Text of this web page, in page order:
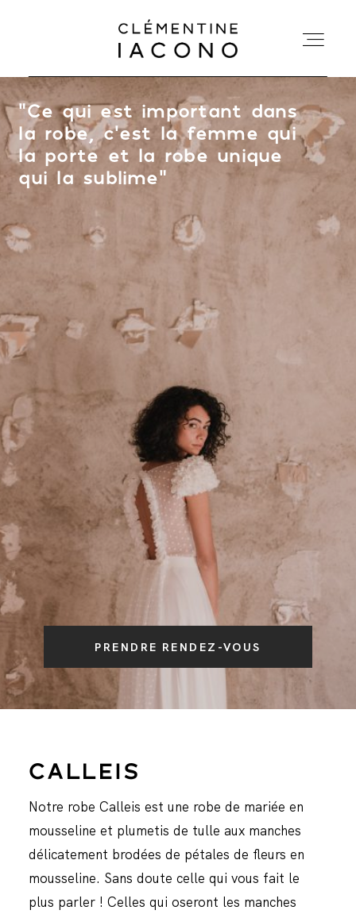
ACCUEIL
COLLECTIONS
SHOWROOM
A PROPOS
MARIÉES
“Ce qui est important dans
la robe, c’est la femme qui
la porte et la robe unique
qui la sublime”
PRENDRE RENDEZ-VOUS
CALLEIS
Notre robe Calleis est une robe de mariée en
mousseline et plumetis de tulle aux manches
délicatement brodées de pétales de fleurs en
mousseline. Sans doute celle qui vous fait le
plus parler ! Celles qui oseront les manches